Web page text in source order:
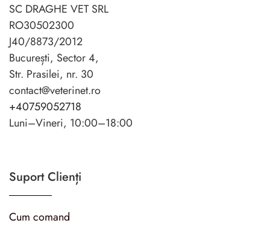
SC DRAGHE VET SRL
RO30502300
J40/8873/2012
București, Sector 4,
Str. Prasilei, nr. 30
contact@veterinet.ro
+40759052718
Luni–Vineri, 10:00–18:00
Suport Clienți
Cum comand